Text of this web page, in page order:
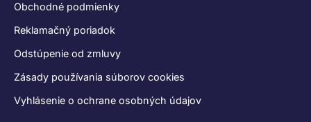
Obchodné podmienky
Reklamačný poriadok
Odstúpenie od zmluvy
Zásady používania súborov cookies
Vyhlásenie o ochrane osobných údajov